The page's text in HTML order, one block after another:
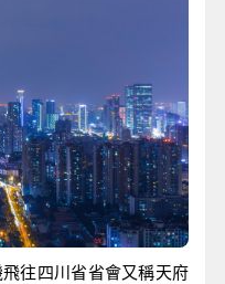
往四川省省會又稱天府